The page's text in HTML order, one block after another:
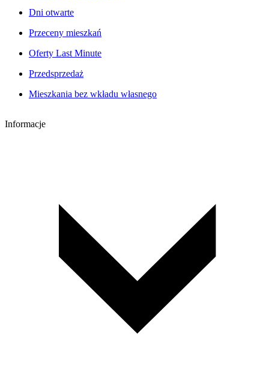
Dni otwarte
Przeceny mieszkań
Oferty Last Minute
Przedsprzedaż
Mieszkania bez wkładu własnego
Informacje